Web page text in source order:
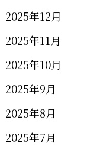
2025年12月
2025年11月
2025年10月
2025年9月
2025年8月
2025年7月